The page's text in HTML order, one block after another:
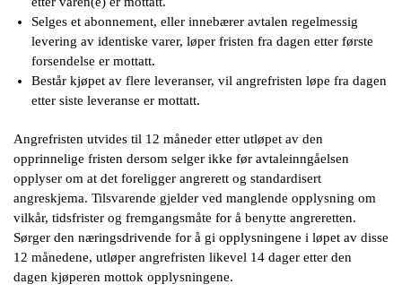
Selges et abonnement, eller innebærer avtalen regelmessig
levering av identiske varer, løper fristen fra dagen etter første
forsendelse er mottatt.
Består kjøpet av flere leveranser, vil angrefristen løpe fra dagen
etter siste leveranse er mottatt.
Angrefristen utvides til 12 måneder etter utløpet av den
opprinnelige fristen dersom selger ikke før avtaleinngåelsen
opplyser om at det foreligger angrerett og standardisert
angreskjema. Tilsvarende gjelder ved manglende opplysning om
vilkår, tidsfrister og fremgangsmåte for å benytte angreretten.
Sørger den næringsdrivende for å gi opplysningene i løpet av disse
12 månedene, utløper angrefristen likevel 14 dager etter den
dagen kjøperen mottok opplysningene.